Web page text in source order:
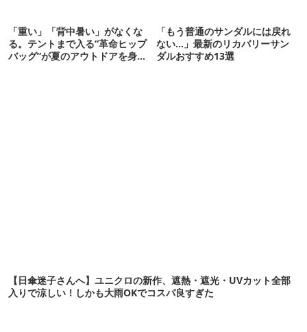
「重い」「背中暑い」がなくな
る。テントまで入る“革命ヒップ
バッグ”が夏のアウトドアを身軽
「もう普通のサンダルには戻れ
ない…」最新のリカバリーサン
ダルおすすめ13選
【日傘迷子さんへ】ユニクロの新作、遮熱・遮光・UVカット全部
入りで涼しい！しかも大雨OKでコスパ良すぎた